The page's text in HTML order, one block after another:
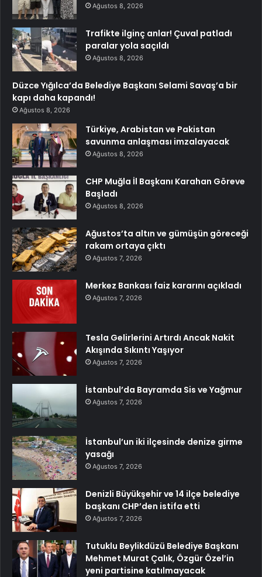
Ağustos 8, 2026
Trafikte ilginç anlar! Çuval patladı
paralar yola saçıldı
Ağustos 8, 2026
Düzce Yığılca’da Belediye Başkanı Selami Savaş’a bir
kapı daha kapandı!
Ağustos 8, 2026
Türkiye, Arabistan ve Pakistan
savunma anlaşması imzalayacak
Ağustos 8, 2026
CHP Muğla İl Başkanı Karahan Göreve
Başladı
Ağustos 8, 2026
Ağustos’ta altın ve gümüşün göreceği
rakam ortaya çıktı
Ağustos 7, 2026
Merkez Bankası faiz kararını açıkladı
Ağustos 7, 2026
Tesla Gelirlerini Artırdı Ancak Nakit
Akışında Sıkıntı Yaşıyor
Ağustos 7, 2026
İstanbul’da Bayramda Sis ve Yağmur
Ağustos 7, 2026
İstanbul’un iki ilçesinde denize girme
yasağı
Ağustos 7, 2026
Denizli Büyükşehir ve 14 ilçe belediye
başkanı CHP’den istifa etti
Ağustos 7, 2026
Tutuklu Beylikdüzü Belediye Başkanı
Mehmet Murat Çalık, Özgür Özel’in
yeni partisine katılmayacak